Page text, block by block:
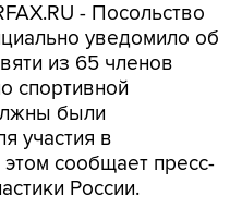
- Посольство
уведомило об
из 65 членов
спортивной
были
участия в
сообщает пресс-
России.